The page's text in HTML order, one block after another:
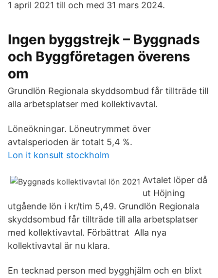
1 april 2021 till och med 31 mars 2024.
Ingen byggstrejk – Byggnads
och Byggföretagen överens
om
Grundlön Regionala skyddsombud får tillträde till
alla arbetsplatser med kollektivavtal.
Löneökningar. Löneutrymmet över
avtalsperioden är totalt 5,4 %.
Lon it konsult stockholm
Avtalet löper då
ut Höjning
utgående lön i kr/tim 5,49. Grundlön Regionala
skyddsombud får tillträde till alla arbetsplatser
med kollektivavtal. Förbättrat Alla nya
kollektivavtal är nu klara.
En tecknad person med bygghjälm och en blixt